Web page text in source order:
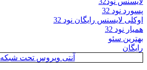
پسورد نود 32
اوکلی لایسنس رایگان نود 32
همیار نود 32
بهترین سئو
رایگان
آنتی ویروس تحت شبکه